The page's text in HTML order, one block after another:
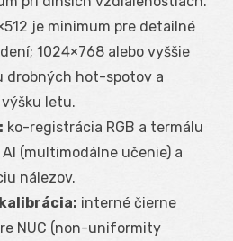
je minimum pre detailné
1024×768 alebo vyššie
drobných hot-spotov a
letu.
ko-registrácia RGB a termálu
(multimodálne učenie) a
nálezov.
interné čierne
NUC (non-uniformity